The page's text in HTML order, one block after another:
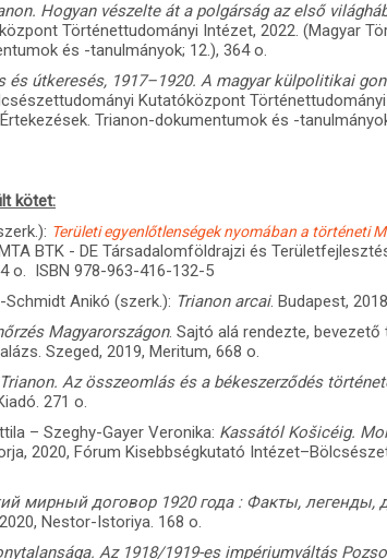
Hogyan vészelte át a polgárság az első
Történettudományi Intézet, 2022. (Magyar
és -tanulmányok; 12.), 364 o.
és útkeresés, 1917–1920. A magyar külpolitikai
Kutatóközpont
Trianon-dokumentumok és -
kötet:
Területi egyenlőtlenségek nyomában a történeti
BTK - DE Társadalomföldrajzi és
o. ISBN 978-963-416-132-5
Schmidt Anikó (szerk.): Trianon arcai. Budapest,
Magyarországon. Sajtó alá rendezte, bevezető
Szeged, 2019, Meritum, 668 o.
Az összeomlás és a békeszerződés
271 o.
– Szeghy-Gayer Veronika: Kassától Košicéig.
2020, Fórum Kisebbségkutató
мирный договор 1920 года : Факты,
Nestor-Istoriya. 168 o.
Az 1918/1919-es impériumváltás